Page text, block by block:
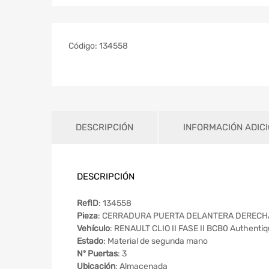
Código: 134558
DESCRIPCIÓN INFORMACIÓN
DESCRIPCIÓN
RefID: 134558
Pieza: CERRADURA PUERTA DELANTERA
Vehículo: RENAULT CLIO II FASE II BCB0
Estado: Material de segunda mano
Nº Puertas: 3
Ubicación: Almacenada